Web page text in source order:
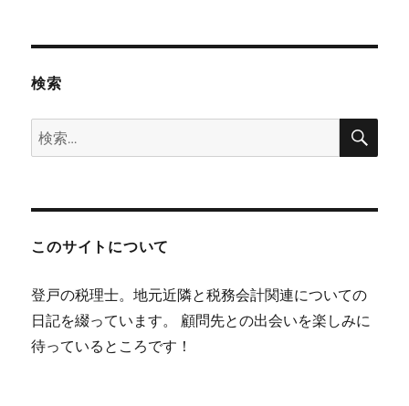
検索
検
索:
検
このサイトについて
登戸の税理士。地元近隣と税務会計関連についての
日記を綴っています。 顧問先との出会いを楽しみに
待っているところです！